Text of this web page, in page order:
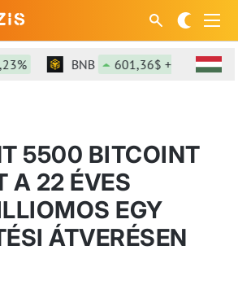
BNB 601,36$ +0,08%
5500 BITCOINT
A 22 ÉVES
EGY
ÁTVERÉSEN